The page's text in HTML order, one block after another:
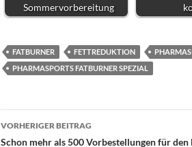
Sommervorbereitung
FATBURNER FETTREDUKTION
PHARMASPORTS FATBURNER SPEZIAL
Beitragsnavigation
VORHERIGER BEITRAG
Schon mehr als 500 Vorbestellungen für